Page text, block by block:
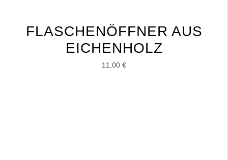
FLASCHENÖFFNER AUS
EICHENHOLZ
11,00 €